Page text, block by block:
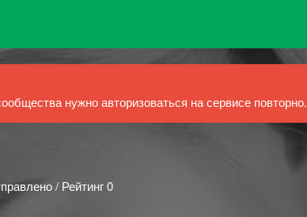
нужно авторизоваться на сервисе повторно.
/ Рейтинг 0